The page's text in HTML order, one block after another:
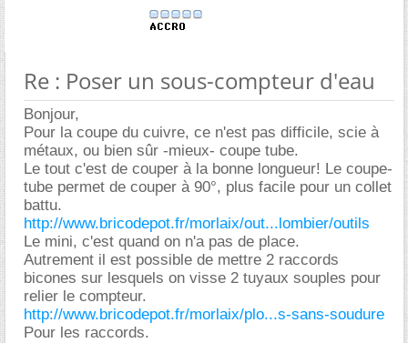
Re : Poser un sous-compteur d'eau
Bonjour,
Pour la coupe du cuivre, ce n'est pas difficile, scie à
métaux, ou bien sûr -mieux- coupe tube.
Le tout c'est de couper à la bonne longueur! Le coupe-
tube permet de couper à 90°, plus facile pour un collet
battu.
http://www.bricodepot.fr/morlaix/out...lombier/outils
Le mini, c'est quand on n'a pas de place.
Autrement il est possible de mettre 2 raccords
bicones sur lesquels on visse 2 tuyaux souples pour
relier le compteur.
http://www.bricodepot.fr/morlaix/plo...s-sans-soudure
Pour les raccords.